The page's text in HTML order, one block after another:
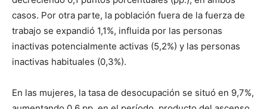
casos. Por otra parte, la población fuera de la fuerza de
trabajo se expandió 1,1%, influida por las personas
inactivas potencialmente activas (5,2%) y las personas
inactivas habituales (0,3%).
En las mujeres, la tasa de desocupación se situó en 9,7%,